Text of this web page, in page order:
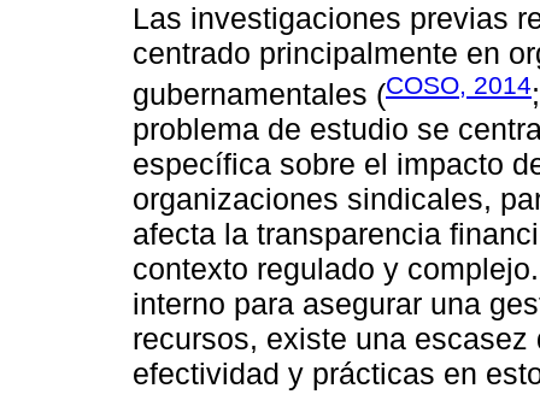
Las investigaciones previas
centrado principalmente en
gubernamentales (COSO, 2014
problema de estudio se
específica sobre el impacto
organizaciones sindicales,
afecta la transparencia
contexto regulado y
interno para asegurar una
recursos, existe una
efectividad y prácticas en